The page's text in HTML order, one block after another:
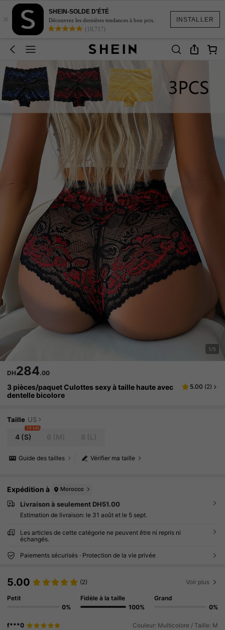
INSTALLER
×
SHEIN-SOLDE D'ÉTÉ
Découvrez les dernières tendances à bon prix.
(18,717)
1/5
DH284.00
3 pièces/paquet Culottes sexy à taille haute avec
dentelle bicolore
5.00 (2)
Taille US
4 (S)
10 left
Vérifier ma taille
Guide des tailles
Expédition à Morocco
Livraison à seulement DH51.00
Estimation de livraison: le 31 août et le 5 sept.
Les articles de cette catégorie ne peuvent être ni repris ni
échangés.
Paiements sécurisés · Protection de la vie privée
5.00 (2) Voir plus
Petit
0%
Fidèle à la taille
100%
Grand
0%
f***0 Couleur: Multicolore / Taille: M